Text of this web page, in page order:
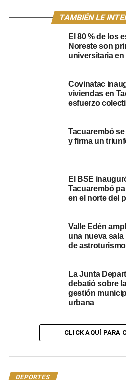
total, serán más de 60 los
Como explicaron los
Tenis Sub 10, que es para
Pelota Verde para 9 y 10 años y
TRABAJO AUDIOVISUAL DE DANEC
Guedes representará a
se disputará en Ecuador.
reconoce al joven tenista
Aliano. Asimismo, en esa
tenistas, además, de que es una
deporte llegue a los distintos
destacaron que “es un honor
TAMBIÉN LE
El 80 % de los
Noreste son
universitaria
Covinatac
viviendas en
esfuerzo
Tacuarembó
y firma un
El BSE
Tacuarembó
en el norte del
Valle Edén
una nueva
de astroturismo
La Junta
debatió sobre
gestión
urbana
CLICK AQUÍ PARA
DEPORTES